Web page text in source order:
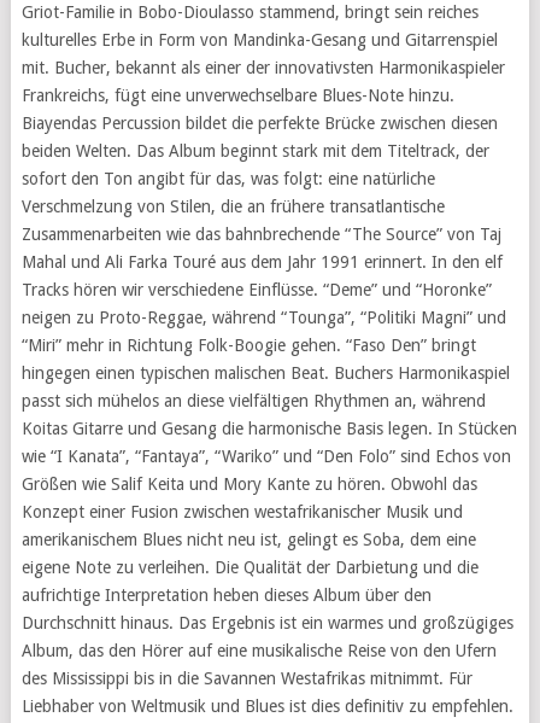
Griot-Familie in Bobo-Dioulasso stammend, bringt sein reiches
kulturelles Erbe in Form von Mandinka-Gesang und Gitarrenspiel
mit. Bucher, bekannt als einer der innovativsten Harmonikaspieler
Frankreichs, fügt eine unverwechselbare Blues-Note hinzu.
Biayendas Percussion bildet die perfekte Brücke zwischen diesen
beiden Welten. Das Album beginnt stark mit dem Titeltrack, der
sofort den Ton angibt für das, was folgt: eine natürliche
Verschmelzung von Stilen, die an frühere transatlantische
Zusammenarbeiten wie das bahnbrechende “The Source” von Taj
Mahal und Ali Farka Touré aus dem Jahr 1991 erinnert. In den elf
Tracks hören wir verschiedene Einflüsse. “Deme” und “Horonke”
neigen zu Proto-Reggae, während “Tounga”, “Politiki Magni” und
“Miri” mehr in Richtung Folk-Boogie gehen. “Faso Den” bringt
hingegen einen typischen malischen Beat. Buchers Harmonikaspiel
passt sich mühelos an diese vielfältigen Rhythmen an, während
Koitas Gitarre und Gesang die harmonische Basis legen. In Stücken
wie “I Kanata”, “Fantaya”, “Wariko” und “Den Folo” sind Echos von
Größen wie Salif Keita und Mory Kante zu hören. Obwohl das
Konzept einer Fusion zwischen westafrikanischer Musik und
amerikanischem Blues nicht neu ist, gelingt es Soba, dem eine
eigene Note zu verleihen. Die Qualität der Darbietung und die
aufrichtige Interpretation heben dieses Album über den
Durchschnitt hinaus. Das Ergebnis ist ein warmes und großzügiges
Album, das den Hörer auf eine musikalische Reise von den Ufern
des Mississippi bis in die Savannen Westafrikas mitnimmt. Für
Liebhaber von Weltmusik und Blues ist dies definitiv zu empfehlen.